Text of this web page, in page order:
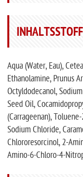
Aqua (Water, Eau),
Ethanolamine, Prunus
Octyldodecanol,
Seed Oil,
(Carrageenan),
Sodium Chloride,
Chlororesorcinol, 2-
Amino-6-Chloro-4-